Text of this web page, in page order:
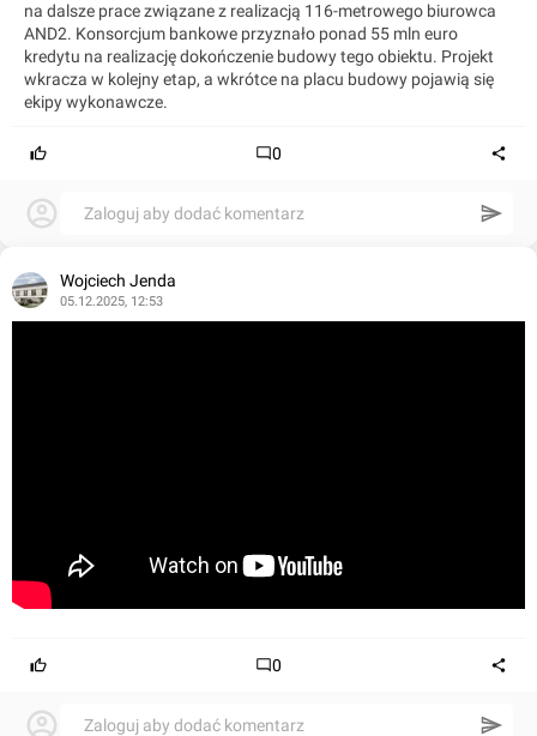
na dalsze prace związane z realizacją 116-metrowego biurowca
AND2. Konsorcjum bankowe przyznało ponad 55 mln euro
kredytu na realizację dokończenie budowy tego obiektu. Projekt
wkracza w kolejny etap, a wkrótce na placu budowy pojawią się
ekipy wykonawcze.
0
Zaloguj aby dodać komentarz
Wojciech Jenda
05.12.2025, 12:53
0
Zaloguj aby dodać komentarz